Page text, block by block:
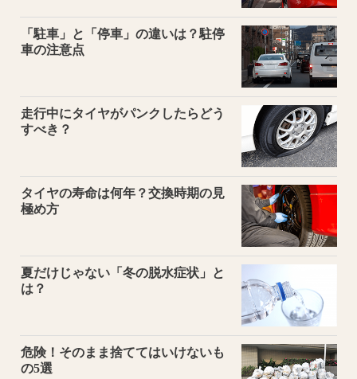
「駐車」と「停車」の違いは？駐停
車の注意点
走行中にタイヤがパンクしたらどう
すべき？
タイヤの寿命は何年？交換時期の見
極め方
夏だけじゃない「冬の脱水症状」と
は？
危険！そのまま捨ててはいけないも
の5選